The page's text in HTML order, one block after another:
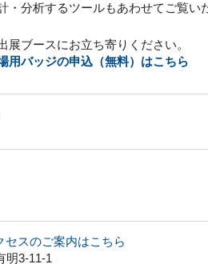
分析するツールもあわせてご覧い
ブースにお立ち寄りください。
用バッジの申込（無料）はこちら
セスのご案内はこちら
明3-11-1